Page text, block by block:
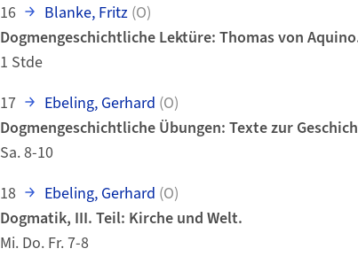
16
Blanke, Fritz (O)
Dogmengeschichtliche Lektüre: Thomas von
1 Stde
17
Ebeling, Gerhard (O)
Dogmengeschichtliche Übungen: Texte zur
Sa. 8-10
18
Ebeling, Gerhard (O)
Dogmatik, III. Teil: Kirche und Welt.
Mi. Do. Fr. 7-8